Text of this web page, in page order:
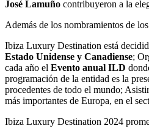
José Lamuño contribuyeron a la
Además de los nombramientos de
Ibiza Luxury Destination está
Estado Unidense y Canadiense;
cada año el Evento anual ILD
programación de la entidad es la
procedentes de todo el mundo;
más importantes de Europa, en el
Ibiza Luxury Destination 2024